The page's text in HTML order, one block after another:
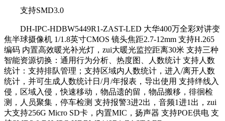
支持SMD3.0
DH-IPC-HDBW5449R1-ZAST-LED 大华400万全彩对讲变
焦半球摄像机 1/1.8英寸CMOS 镜头焦距2.7-12mm 支持H.265
编码 内置高效暖光补光灯，zui大暖光监控距离30米 支持三种
智能资源切换：通用行为分析、热度图、人数统计 支持人数
统计：支持排队管理；支持区域内人数统计，进入/离开人数
统计，并可生成人数统计日/月/年报表，导出使用 支持绊线入
侵，区域入侵，快速移动，物品遗的留，物品搬移，徘徊检
测，人员聚集，停车检测 支持报警3进2出，音频1进1出，zui
大支持256G Micro SD卡，内置MIC，扬声器 支持POE供电 支